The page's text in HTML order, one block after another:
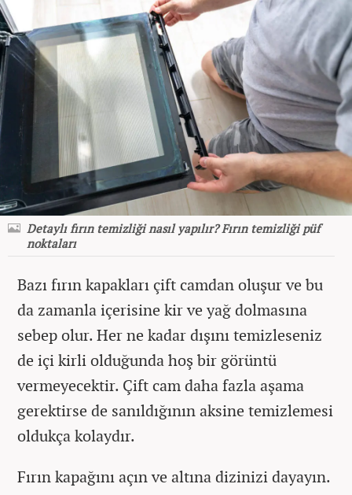
Detaylı fırın temizliği nasıl yapılır? Fırın temizliği püf
noktaları
Bazı fırın kapakları çift camdan oluşur ve bu
da zamanla içerisine kir ve yağ dolmasına
sebep olur. Her ne kadar dışını temizleseniz
de içi kirli olduğunda hoş bir görüntü
vermeyecektir. Çift cam daha fazla aşama
gerektirse de sanıldığının aksine temizlemesi
oldukça kolaydır.
Fırın kapağını açın ve altına dizinizi dayayın.